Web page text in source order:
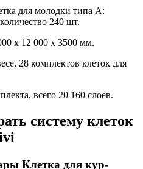
для молодки типа А:
240 шт.
х 12 000 х 3500 мм.
28 комплектов клеток для
всего 20 160 слоев.
систему клеток
Клетка для кур-